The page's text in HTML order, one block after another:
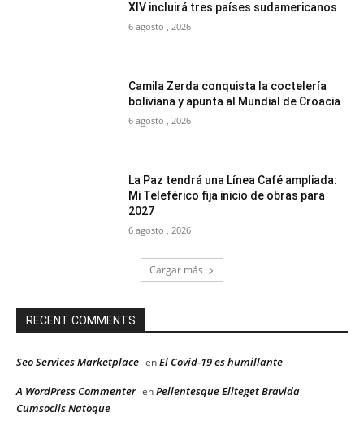
XIV incluirá tres países sudamericanos
6 agosto , 2026
Camila Zerda conquista la coctelería
boliviana y apunta al Mundial de Croacia
6 agosto , 2026
La Paz tendrá una Línea Café ampliada:
Mi Teleférico fija inicio de obras para
2027
6 agosto , 2026
Cargar más
RECENT COMMENTS
Seo Services Marketplace enEl Covid-19 es humillante
A WordPress Commenter enPellentesque Eliteget Bravida
Cumsociis Natoque